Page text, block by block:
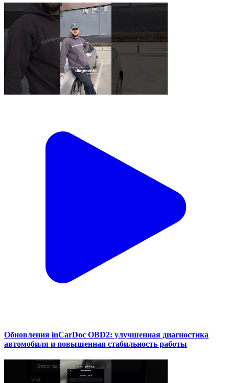
Обновления inCarDoc OBD2: улучшенная диагностика
автомобиля и повышенная стабильность работы